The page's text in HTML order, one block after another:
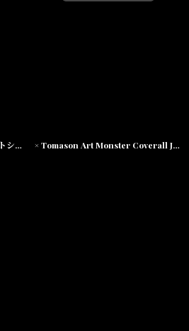
【DDP 沖縄 スウェット セレクトショップ】Art Logo Sweat Shirts Black クルーネック ロゴ シャツ
× Tomason Art Monster Coverall Jacket モンスター カバーオール ジャケット